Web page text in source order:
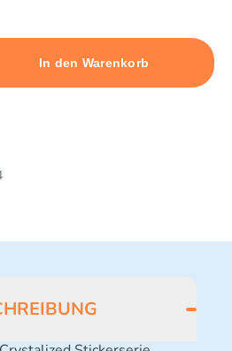
quantity: 3
In den Warenkorb